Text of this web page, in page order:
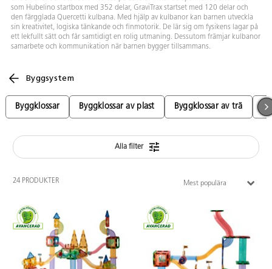
som Hubelino startbox med 352 delar, GraviTrax startset med 120 delar och
den färgglada Quercetti kulbana. Med hjälp av kulbanor kan barnen utveckla
sin kreativitet, logiska tänkande och finmotorik. De lär sig om fysikens lagar på
ett lekfullt sätt och får samtidigt en rolig utmaning. Dessutom främjar kulbanor
samarbete och kommunikation när barnen bygger tillsammans.
Byggsystem
Byggklossar Byggklossar av plast Byggklossar av trä
Alla filter
24 PRODUKTER Mest populära